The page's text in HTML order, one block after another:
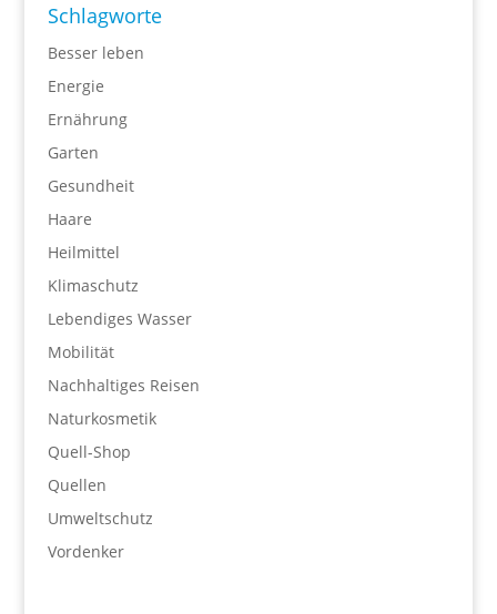
Schlagworte
Besser leben
Energie
Ernährung
Garten
Gesundheit
Haare
Heilmittel
Klimaschutz
Lebendiges Wasser
Mobilität
Nachhaltiges Reisen
Naturkosmetik
Quell-Shop
Quellen
Umweltschutz
Vordenker